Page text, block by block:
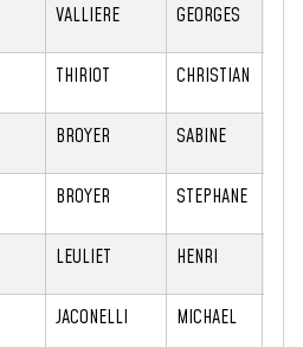
VALLIERE GEORGES
THIRIOT CHRISTIAN
BROYER SABINE
BROYER STEPHANE
LEULIET HENRI
JACONELLI MICHAEL